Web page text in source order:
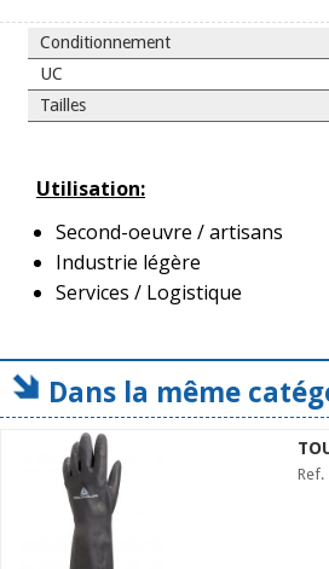
Conditionnement
UC
Tailles
Utilisation:
Second-oeuvre / artisans
Industrie légère
Services / Logistique
Dans la même
Ref.